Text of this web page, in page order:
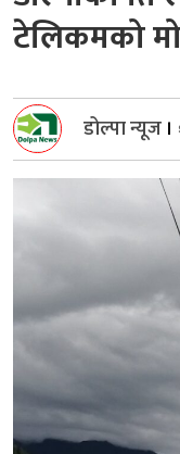
टेलिकमको
डोल्पा न्यूज ।